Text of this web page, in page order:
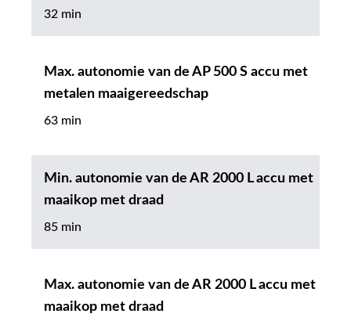
32 min
Max. autonomie van de AP 500 S accu met
metalen maaigereedschap
63 min
Min. autonomie van de AR 2000 L accu met
maaikop met draad
85 min
Max. autonomie van de AR 2000 L accu met
maaikop met draad